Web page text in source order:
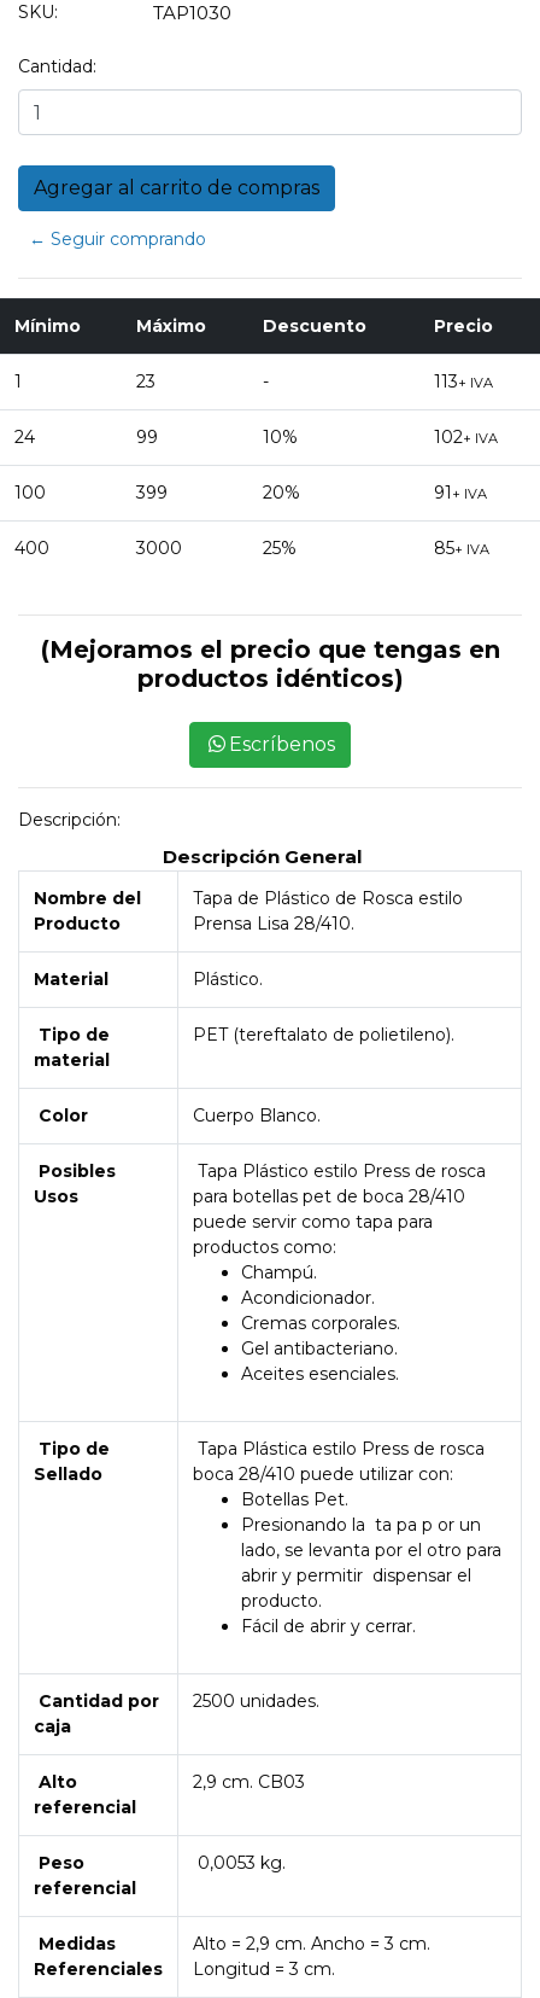
SKU: TAP1030
Cantidad:
← Seguir comprando
Mínimo Máximo Descuento Precio
1 23 - 113+ IVA
24 99 10% 102+ IVA
100 399 20% 91 + IVA
400 3000 25% 85+ IVA
(Mejoramos el precio que tengas en
productos idénticos)
Escríbenos
Descripción:
Descripción General
Nombre del
Producto
Tapa de Plástico de Rosca estilo
Prensa Lisa 28/410.
Material Plástico.
Tipo de
material
PET (tereftalato de polietileno).
Color Cuerpo Blanco.
Posibles
Usos
Tapa Plástico estilo Press de rosca
para botellas pet de boca 28/410
puede servir como tapa para
productos como:
Champú.
Acondicionador.
Cremas corporales.
Gel antibacteriano.
Aceites esenciales.
Tipo de
Sellado
Tapa Plástica estilo Press de rosca
boca 28/410 puede utilizar con:
Botellas Pet.
Presionando la ta pa p or un
lado, se levanta por el otro para
abrir y permitir dispensar el
producto.
Fácil de abrir y cerrar.
Cantidad por
caja
2500 unidades.
Alto
referencial
2,9 cm. CB03
Peso
referencial
0,0053 kg.
Medidas
Referenciales
Alto = 2,9 cm. Ancho = 3 cm.
Longitud = 3 cm.